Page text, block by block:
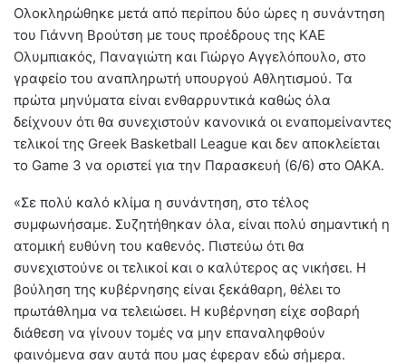
Ολοκληρώθηκε μετά από περίπου δύο ώρες η συνάντηση
του Γιάννη Βρούτση με τους προέδρους της ΚΑΕ
Ολυμπιακός, Παναγιώτη και Γιώργο Αγγελόπουλο, στο
γραφείο του αναπληρωτή υπουργού Αθλητισμού. Τα
πρώτα μηνύματα είναι ενθαρρυντικά καθώς όλα
δείχνουν ότι θα συνεχιστούν κανονικά οι εναπομείναντες
τελικοί της Greek Basketball League και δεν αποκλείεται
το Game 3 να οριστεί για την Παρασκευή (6/6) στο ΟΑΚΑ.
«Σε πολύ καλό κλίμα η συνάντηση, στο τέλος
συμφωνήσαμε. Συζητήθηκαν όλα, είναι πολύ σημαντική η
ατομική ευθύνη του καθενός. Πιστεύω ότι θα
συνεχιστούνε οι τελικοί και ο καλύτερος ας νικήσει. Η
βούληση της κυβέρνησης είναι ξεκάθαρη, θέλει το
πρωτάθλημα να τελειώσει. Η κυβέρνηση είχε σοβαρή
διάθεση να γίνουν τομές να μην επαναληφθούν
φαινόμενα σαν αυτά που μας έφεραν εδώ σήμερα.